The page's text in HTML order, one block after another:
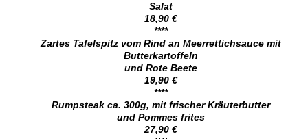
Salat
18,90 €
****
Zartes Tafelspitz vom Rind an Meerrettichsauce mit
Butterkartoffeln
und Rote Beete
19,90 €
****
Rumpsteak ca. 300g, mit frischer Kräuterbutter
und Pommes frites
27,90 €